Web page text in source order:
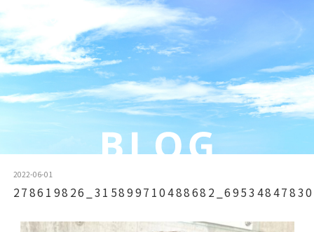
2022-06-01